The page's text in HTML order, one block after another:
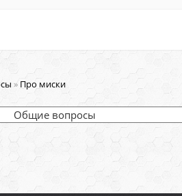
» Про миски